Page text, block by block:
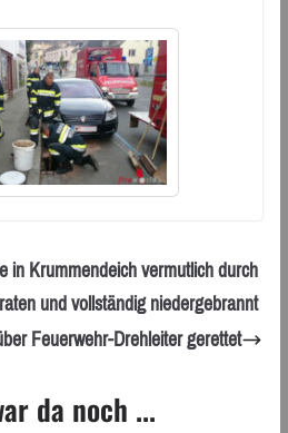
in Krummendeich vermutlich durch
und vollständig niedergebrannt
Feuerwehr-Drehleiter gerettet
da noch ...